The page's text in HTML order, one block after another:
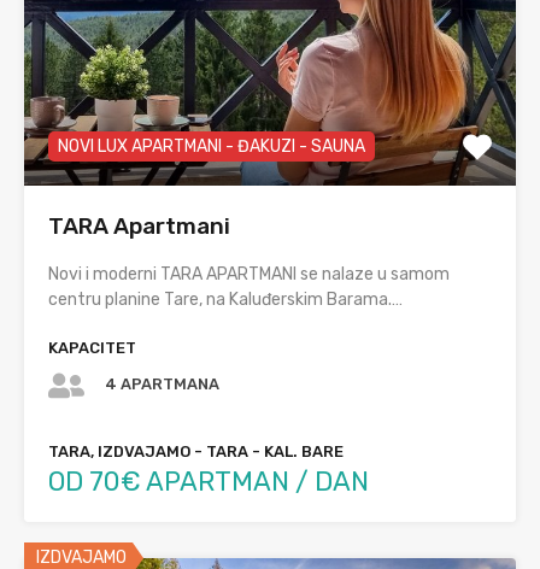
NOVI LUX APARTMANI - ĐAKUZI - SAUNA
TARA Apartmani
Novi i moderni TARA APARTMANI se nalaze u samom
centru planine Tare, na Kaluđerskim Barama.…
KAPACITET
4 APARTMANA
TARA, IZDVAJAMO - TARA - KAL. BARE
OD 70€ APARTMAN / DAN
IZDVAJAMO